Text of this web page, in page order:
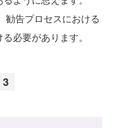
勧告プロセスにおける
必要があります。
3